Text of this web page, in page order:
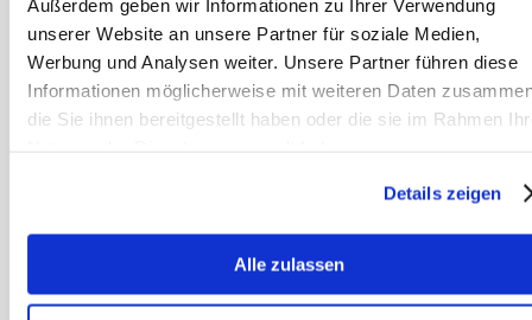
Außerdem geben wir Informationen zu Ihrer Verwendung
unserer Website an unsere Partner für soziale Medien,
Werbung und Analysen weiter. Unsere Partner führen diese
Informationen möglicherweise mit weiteren Daten
die Sie ihnen bereitgestellt haben oder die sie im Rahmen
Details zeigen
Alle zulassen
die für die meisten Pferderassen
möglich und zugelassen ist.
Künstliche Besamung bietet mehr
sein bzw. die Stute nicht zum Hengst
transportiert werden muss. Sperma
verschiedener Hengste ist meist als
Kühl- oder Tiefkühlvariante verfügar.